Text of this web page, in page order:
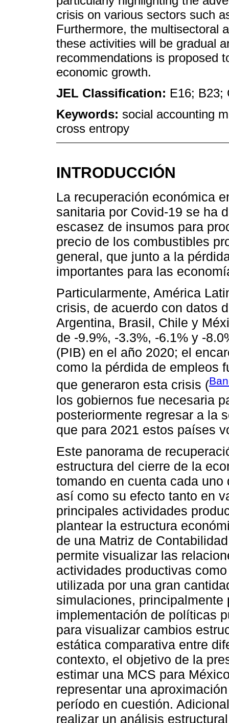
crisis on various sectors such
Furthermore, the multisectoral
these activities will be gradual
recommendations is proposed
economic growth.
JEL Classification: E16; B23;
Keywords: social accounting
cross entropy
INTRODUCCIÓN
La recuperación económica
sanitaria por Covid-19 se ha
escasez de insumos para
precio de los combustibles
general, que junto a la
importantes para las
Particularmente, América
crisis, de acuerdo con datos
Argentina, Brasil, Chile y
de -9.9%, -3.3%, -6.1% y -
(PIB) en el año 2020; el
como la pérdida de empleos
que generaron esta crisis (
los gobiernos fue necesaria
posteriormente regresar a la
que para 2021 estos países
Este panorama de
estructura del cierre de la
tomando en cuenta cada
así como su efecto tanto en
principales actividades
plantear la estructura
de una Matriz de
permite visualizar las
actividades productivas
utilizada por una gran
simulaciones,
implementación de políticas
para visualizar cambios
estática comparativa entre
contexto, el objetivo de la
estimar una MCS para
representar una
período en cuestión.
realizar un análisis